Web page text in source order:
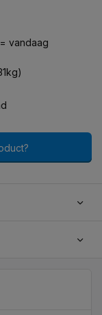
vandaag